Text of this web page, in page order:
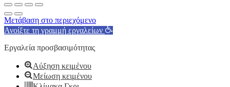
Μετάβαση στο περιεχόμενο
Ανοίξτε τη γραμμή εργαλείων
Εργαλεία προσβασιμότητας
Αύξηση κειμένου
Μείωση κειμένου